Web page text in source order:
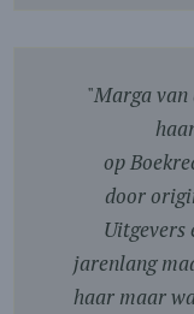
"Marga
op
door
Uitgevers
jarenlang
haar maar